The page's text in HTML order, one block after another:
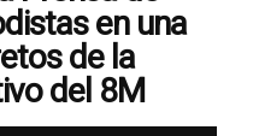
en una
de la
del 8M